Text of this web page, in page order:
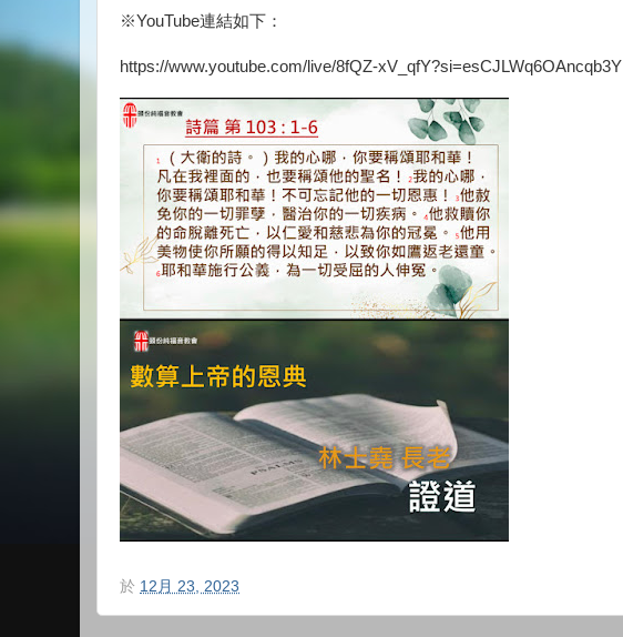
※YouTube連結如下：
https://www.youtube.com/live/8fQZ-xV_qfY?si=esCJLWq6OAncqb3Y
於 12月 23, 2023